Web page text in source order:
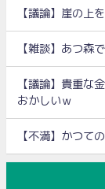
【議論】崖の上
【雑談】あつ森
【議論】貴重な
おかしいｗ
【不満】かつて